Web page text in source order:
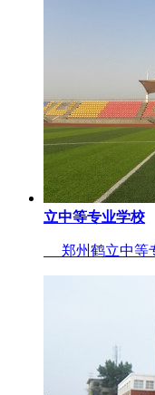
立中等专业学校
郑州鹤立中等